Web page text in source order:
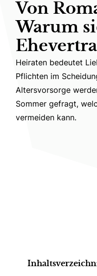
Von
Warum
Heiraten bedeutet
Heiraten bedeutet
Pflichten im
Altersvorsorge
Sommer gefragt,
vermeiden kann.